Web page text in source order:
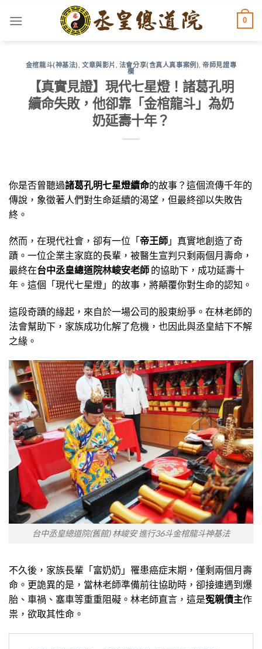
0
金棺龍斗(神基法) 文章與影片 法會分享(含真人真事案例) ,帝師見證專
欄
【真實見證】現代七星燈！諸葛孔明
續命失敗，他卻靠「金棺龍斗」為奶
奶延壽十年？
你是否曾聽過諸葛孔明七星燈續命的故事？這個流傳千年的
傳說，象徵著人們對生命延續的渴望，但最終卻以失敗告
終。
然而，在現代社會，卻有一位「帝王師 」真實地創造了奇
蹟。一位企業主家庭的長輩，被醫生宣判只剩兩個月壽命，
最終在台中丞皇總道院林峻安老師 的協助下，成功延壽十
年。這個「現代七星燈」的故事，將顛覆你對生命的認知。
這段奇蹟的緣起，來自於一場公司的股東紛爭。在林老師的
法會幫助下，家族成功化解了危機，也因此與丞皇結下不解
之緣。
台中丞皇總道院(舊館) 林峻安 進行36斗金棺龍斗神基法
不久後，家族長輩「富奶奶」罹患癌症末期，僅剩兩個月壽
命。更詭異的是，當林老師準備前往協助時，卻接連遇到爆
胎、車禍、塞車等重重阻礙。林老師直言，這是冤親債主作
祟，欲取其性命。